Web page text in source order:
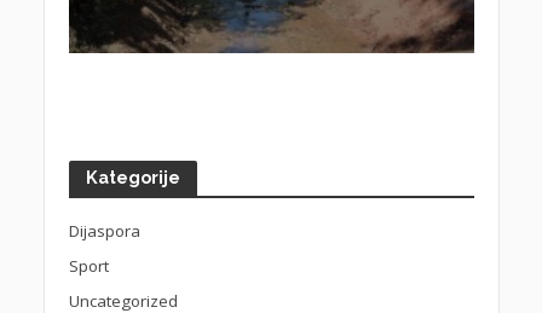
Kategorije
Dijaspora
Sport
Uncategorized